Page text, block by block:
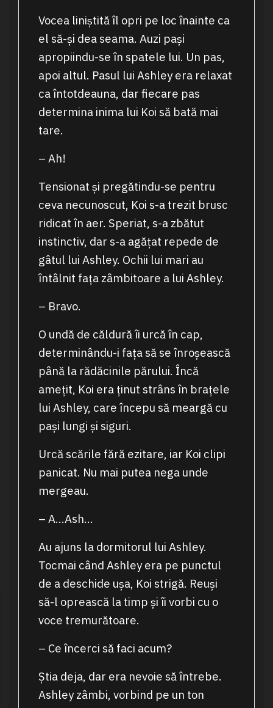
Vocea liniștită îl opri pe loc înainte ca
el să-și dea seama. Auzi pași
apropiindu-se în spatele lui. Un pas,
apoi altul. Pasul lui Ashley era relaxat
ca întotdeauna, dar fiecare pas
determina inima lui Koi să bată mai
tare.
– Ah!
Tensionat și pregătindu-se pentru
ceva necunoscut, Koi s-a trezit brusc
ridicat în aer. Speriat, s-a zbătut
instinctiv, dar s-a agățat repede de
gâtul lui Ashley. Ochii lui mari au
întâlnit fața zâmbitoare a lui Ashley.
– Bravo.
O undă de căldură îi urcă în cap,
determinându-i fața să se înroșească
până la rădăcinile părului. Încă
amețit, Koi era ținut strâns în brațele
lui Ashley, care începu să meargă cu
pași lungi și siguri.
Urcă scările fără ezitare, iar Koi clipi
panicat. Nu mai putea nega unde
mergeau.
– A…Ash…
Au ajuns la dormitorul lui Ashley.
Tocmai când Ashley era pe punctul
de a deschide ușa, Koi strigă. Reuși
să-l oprească la timp și îi vorbi cu o
voce tremurătoare.
– Ce încerci să faci acum?
Știa deja, dar era nevoie să întrebe.
Ashley zâmbi, vorbind pe un ton